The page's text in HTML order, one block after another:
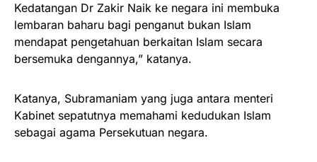
Kedatangan Dr Zakir Naik ke negara ini membuka
lembaran baharu bagi penganut bukan Islam
mendapat pengetahuan berkaitan Islam secara
bersemuka dengannya,” katanya.
Katanya, Subramaniam yang juga antara menteri
Kabinet sepatutnya memahami kedudukan Islam
sebagai agama Persekutuan negara.